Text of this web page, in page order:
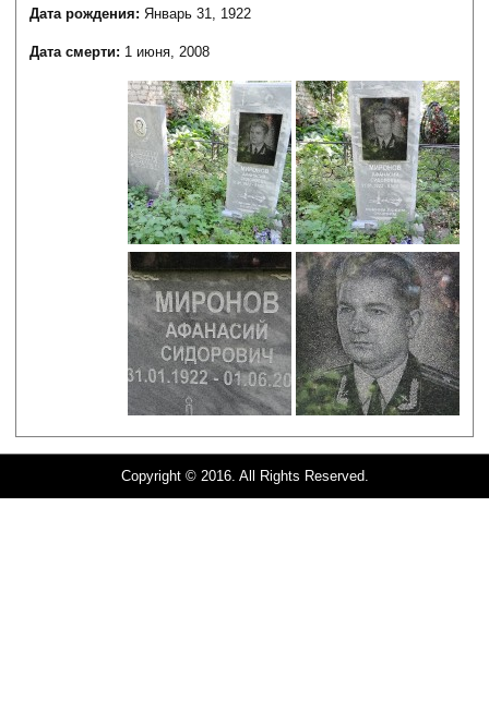
Дата рождения:Январь 31, 1922
Дата смерти: 1 июня, 2008
Copyright © 2016. All Rights Reserved.